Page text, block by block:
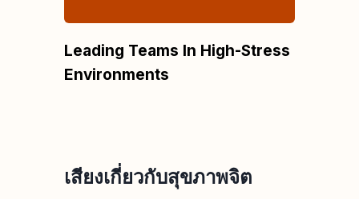
Leading Teams In High-Stress
Environments
เสียงเกี่ยวกับสุขภาพจิต